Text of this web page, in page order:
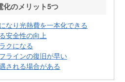
化のメリット5つ
なり光熱費を一本化できる
安全性の向上
クになる
ラインの復旧が早い
される場合がある